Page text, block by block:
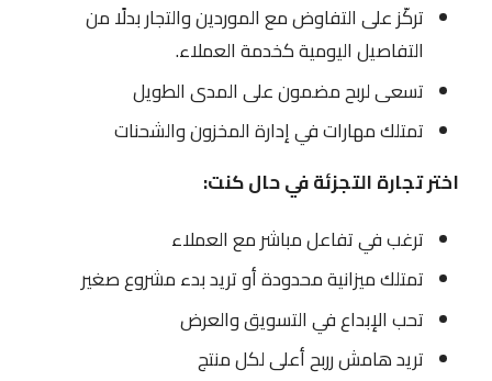
تركّز على التفاوض مع الموردين والتجار بدلًا من
التفاصيل اليومية كخدمة العملاء.
تسعى لربح مضمون على المدى الطويل
تمتلك مهارات في إدارة المخزون والشحنات
اختر تجارة التجزئة في حال كنت:
ترغب في تفاعل مباشر مع العملاء
تمتلك ميزانية محدودة أو تريد بدء مشروع صغير
تحب الإبداع في التسويق والعرض
تريد هامش رربح أعلى لكل منتج